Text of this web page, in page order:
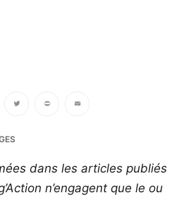
dans les articles publiés
n’engagent que le ou